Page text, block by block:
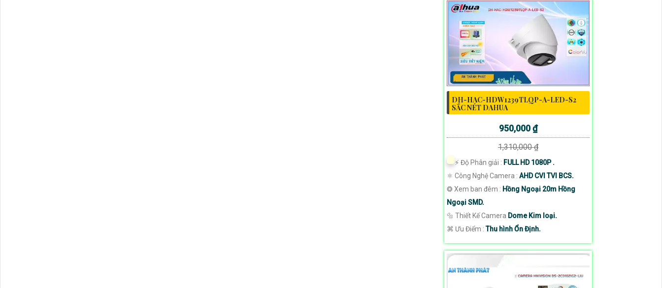
DH-HAC-HDW1239TLQP-A-LED-S2
SẮC NÉT DAHUA
950,000 ₫
1,310,000 ₫
️⚡ Độ Phân giải : FULL HD 1080P .
⚛️ Công Nghệ Camera : AHD CVI TVI BCS.
❂ Xem ban đêm : Hồng Ngoại 20m Hồng
Ngoại SMD.
🔩 Thiết Kế Camera Dome Kim loại.
️⌘ Ưu Điểm :Thu hình Ổn Định.